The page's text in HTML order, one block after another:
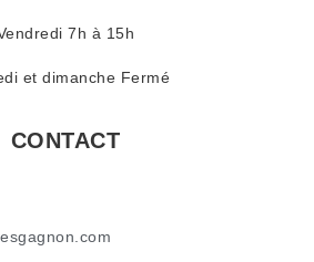
7h à 15h
et dimanche Fermé
CONTACT